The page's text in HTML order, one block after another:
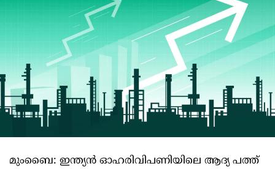
മുംബൈ: ഇന്ത്യന്‍ ഓഹരിവിപണിയിലെ ആദ്യ പത്ത്